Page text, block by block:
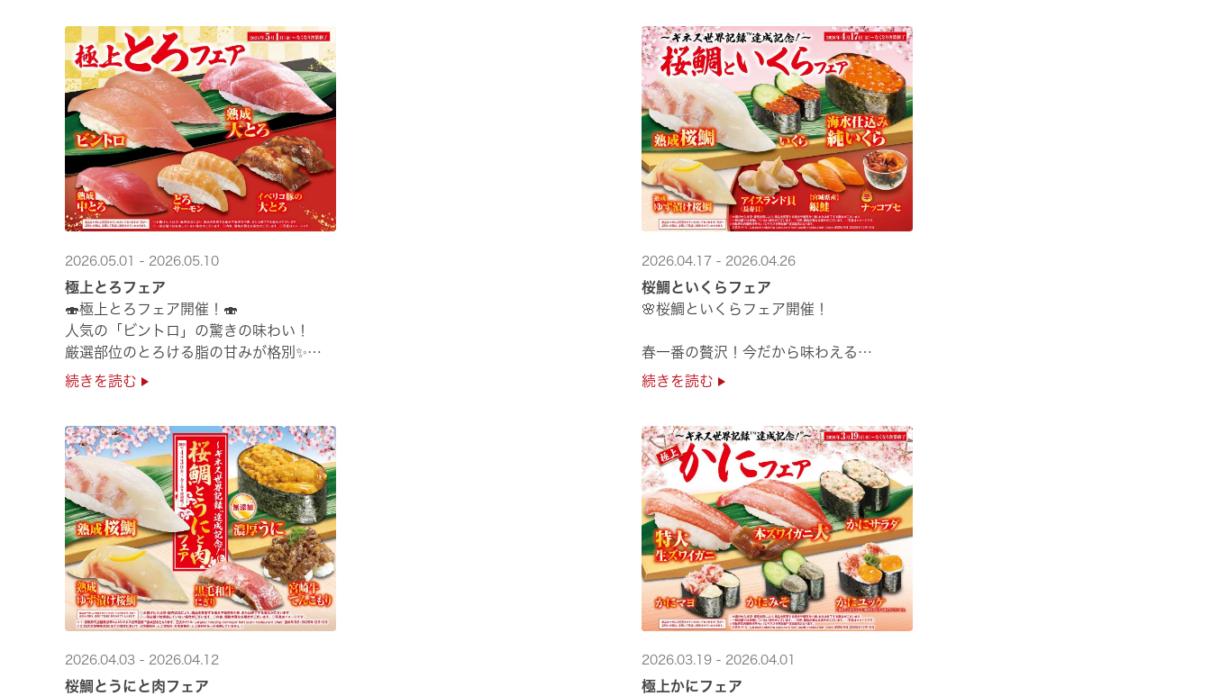
2026.05.01 - 2026.05.10
極上とろフェア
🍣極上とろフェア開催！🍣
人気の「ビントロ」の驚きの味わい！
厳選部位のとろける脂の甘みが格別✨
極上の味覚を是非くら寿司でご堪能ください♪
続きを読む
2026.04.17 - 2026.04.26
桜鯛といくらフェア
🌸桜鯛といくらフェア開催！
春一番の贅沢！今だから味わえる
旬の旨さの熟成🌸桜鯛と
是非お越しください✨
続きを読む
2026.04.03 - 2026.04.12
桜鯛とうにと肉フェア
2026.03.19 - 2026.04.01
極上かにフェア